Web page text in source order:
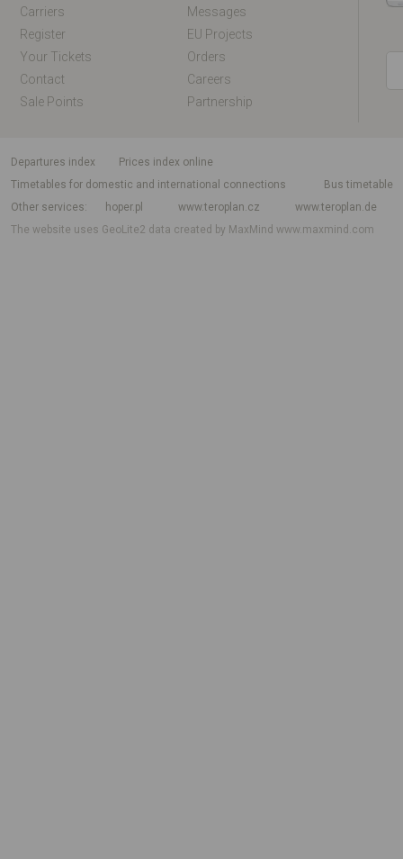
Carriers
Messages
Register
EU Projects
Your Tickets
Orders
Contact
Careers
Sale Points
Partnership
departures index
Prices index online
Timetables for domestic and international connections
Bus timetable
Other services
hoper.pl www.teroplan.cz
www.teroplan.de
The website uses GeoLite2 data created by MaxMindwww.maxmind.com